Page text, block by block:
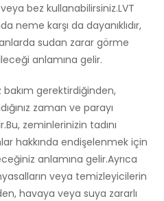
bez kullanabilirsiniz.LVT
neme karşı da dayanıklıdır,
sudan zarar görme
anlamına gelir.
bakım gerektirdiğinden,
zaman ve parayı
zeminlerinizin tadını
hakkında endişelenmek için
anlamına gelir.Ayrıca
veya temizleyicilerin
havaya veya suya zararlı